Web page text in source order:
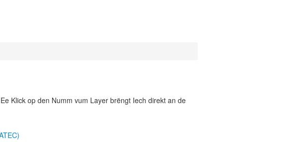
Klick op den Numm vum Layer brëngt Iech direkt an de